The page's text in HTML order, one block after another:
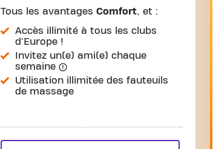
Tous les avantagesComfort, et :
Accès illimité à tous les clubs
d'Europe !
Invitez un(e) ami(e) chaque
semaine
Utilisation illimitée des fauteuils
de massage